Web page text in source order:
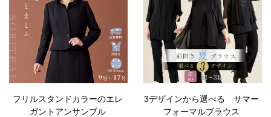
フリルスタンドカラーのエレ
ガントアンサンブル
3デザインから選べる サマー
フォーマルブラウス